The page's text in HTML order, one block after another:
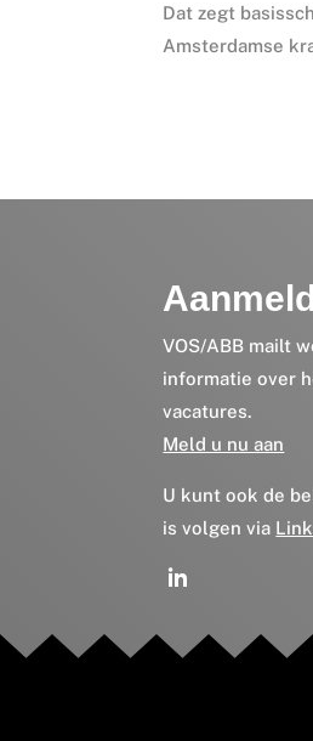
Dat zegt
Amsterdamse
VOS/ABB mailt
informatie over
vacatures.
Meld u nu aan
U kunt ook de
is volgen via